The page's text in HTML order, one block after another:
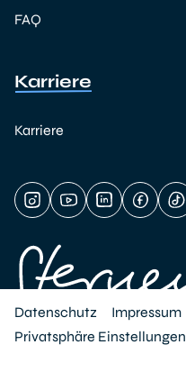
FAQ
Karriere
Karriere
Datenschutz Impressum
Privatsphäre Einstellungen